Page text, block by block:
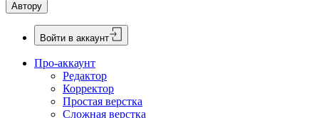
Автору
Войти в аккаунт
Про-аккаунт
Редактор
Корректор
Простая верстка
Сложная верстка